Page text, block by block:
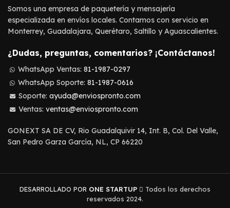
Somos una empresa de paquetería y mensajería
especializada en envíos locales. Contamos con servicio en
Monterrey, Guadalajara, Querétaro, Saltillo y Aguascalientes.
¿Dudas, preguntas, comentarios? ¡Contáctanos!
WhatsApp Ventas: 81-1987-0297
WhatsApp Soporte: 81-1987-0616
Soporte: ayuda@enviospronto.com
Ventas: ventas@enviospronto.com
GONEXT SA DE CV, Rio Guadalquivir 14, Int. B, Col. Del Valle,
San Pedro Garza García, NL, CP 66220
DESARROLLADO POR ONE STARTUP
Todos los derechos
reservados 2024.